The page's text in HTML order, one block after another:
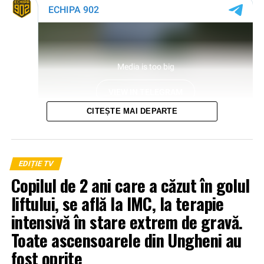
CITEȘTE MAI DEPARTE
EDIȚIE TV
Copilul de 2 ani care a căzut în golul
liftului, se află la IMC, la terapie
intensivă în stare extrem de gravă.
Toate ascensoarele din Ungheni au
fost oprite